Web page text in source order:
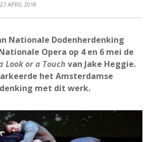
27 APRIL 2018
Nationale Dodenherdenking
Opera op 4 en 6 mei de
Look or a Touch van Jake Heggie.
het Amsterdamse
met dit werk.